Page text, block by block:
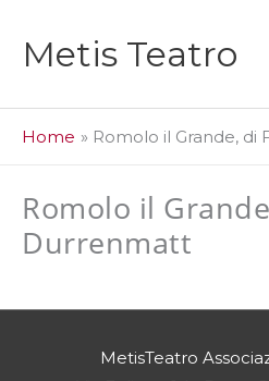
contenuto
Metis Teatro
Home Romolo il Grande, di
Romolo il
Durrenmatt
MetisTeatro